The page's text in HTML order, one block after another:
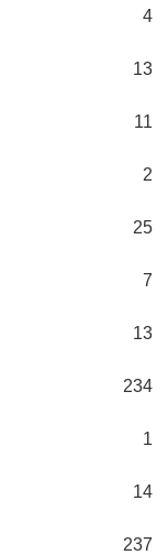
4
13
11
2
25
7
13
234
1
14
237